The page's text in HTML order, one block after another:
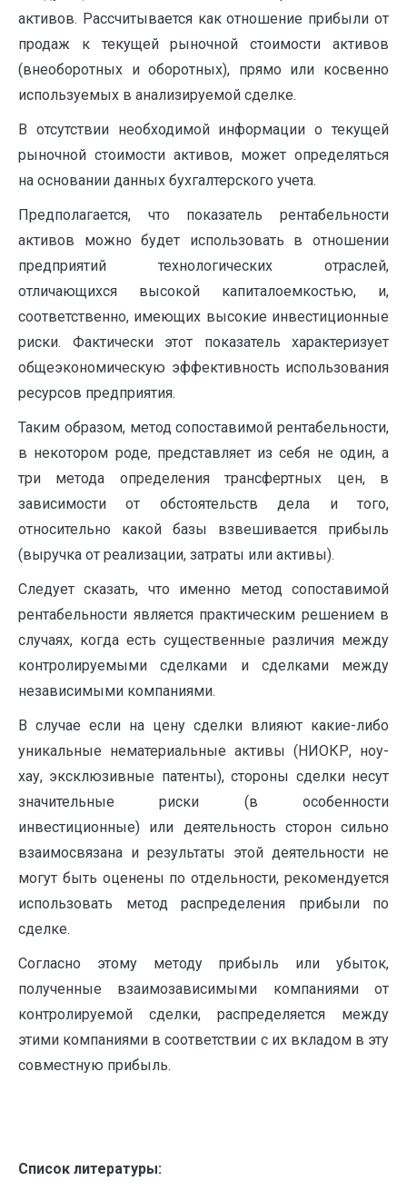
активов. Рассчитывается как отношение прибыли от
продаж к текущей рыночной стоимости активов
(внеоборотных и оборотных), прямо или косвенно
используемых в анализируемой сделке.
В отсутствии необходимой информации о текущей
рыночной стоимости активов, может определяться
на основании данных бухгалтерского учета.
Предполагается, что показатель рентабельности
активов можно будет использовать в отношении
предприятий технологических отраслей,
отличающихся высокой капиталоемкостью, и,
соответственно, имеющих высокие инвестиционные
риски. Фактически этот показатель характеризует
общеэкономическую эффективность использования
ресурсов предприятия.
Таким образом, метод сопоставимой рентабельности,
в некотором роде, представляет из себя не один, а
три метода определения трансфертных цен, в
зависимости от обстоятельств дела и того,
относительно какой базы взвешивается прибыль
(выручка от реализации, затраты или активы).
Следует сказать, что именно метод сопоставимой
рентабельности является практическим решением в
случаях, когда есть существенные различия между
контролируемыми сделками и сделками между
независимыми компаниями.
В случае если на цену сделки влияют какие-либо
уникальные нематериальные активы (НИОКР, ноу-
хау, эксклюзивные патенты), стороны сделки несут
значительные риски (в особенности
инвестиционные) или деятельность сторон сильно
взаимосвязана и результаты этой деятельности не
могут быть оценены по отдельности, рекомендуется
использовать метод распределения прибыли по
сделке.
Согласно этому методу прибыль или убыток,
полученные взаимозависимыми компаниями от
контролируемой сделки, распределяется между
этими компаниями в соответствии с их вкладом в эту
совместную прибыль.
Список литературы: